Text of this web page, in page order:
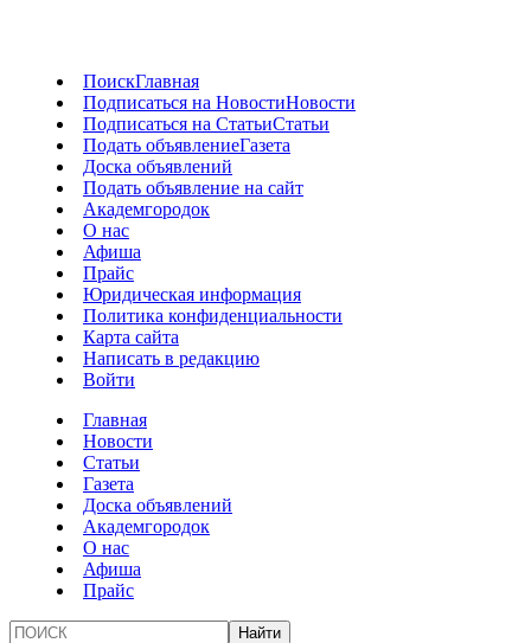
ПоискГлавная
Подписаться на НовостиНовости
Подписаться на СтатьиСтатьи
Подать объявлениеГазета
Доска объявлений
Подать объявление на сайт
Академгородок
О нас
Афиша
Прайс
Юридическая информация
Политика конфиденциальности
Карта сайта
Написать в редакцию
Войти
Главная
Новости
Статьи
Газета
Доска объявлений
Академгородок
О нас
Афиша
Прайс